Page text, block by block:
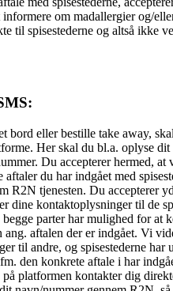
informere om madallergier og/
til spisestederne og altså ikke
bord eller bestille take away,
Her skal du bl.a. oplyse dit
Du accepterer hermed, at
du har indgået med
R2N tjenesten. Du accepterer
dine kontaktoplysninger til de
begge parter har mulighed for at
ang. aftalen der er indgået. Vi
til andre, og spisestederne har
den konkrete aftale i har
på platformen kontakter dig